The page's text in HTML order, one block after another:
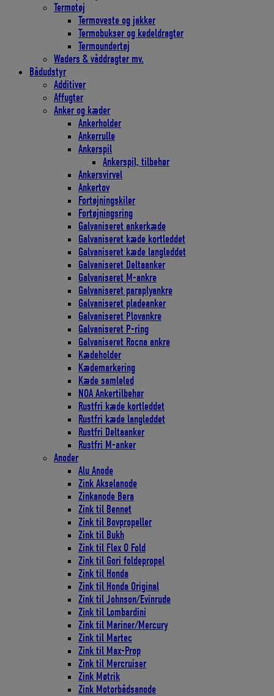
Termotøj
Termoveste og jakker
Termobukser og kedeldragter
Termoundertøj
Waders & våddragter mv.
Bådudstyr
Additiver
Affugter
Anker og kæder
Ankerholder
Ankerrulle
Ankerspil
Ankerspil, tilbehør
Ankersvirvel
Ankertov
Fortøjningskiler
Fortøjningsring
Galvaniseret ankerkæde
Galvaniseret kæde kortleddet
Galvaniseret kæde langleddet
Galvaniseret Deltaanker
Galvaniseret M-ankre
Galvaniseret paraplyankre
Galvaniseret pladeanker
Galvaniseret Plovankre
Galvaniseret P-ring
Galvaniseret Rocna ankre
Kædeholder
Kædemarkering
Kæde samleled
NOA Ankertilbehør
Rustfri kæde kortleddet
Rustfri kæde langleddet
Rustfri Deltaanker
Rustfri M-anker
Anoder
Alu Anode
Zink Akselanode
Zinkanode Bera
Zink til Bennet
Zink til Bovpropeller
Zink til Bukh
Zink til Flex O Fold
Zink til Gori foldepropel
Zink til Honda
Zink til Honda Original
Zink til Johnson/Evinrude
Zink til Lombardini
Zink til Mariner/Mercury
Zink til Martec
Zink til Max-Prop
Zink til Mercruiser
Zink Møtrik
Zink Motorbådsanode